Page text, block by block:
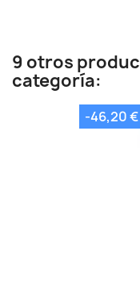
9 otros
categoría:
-46,20 €